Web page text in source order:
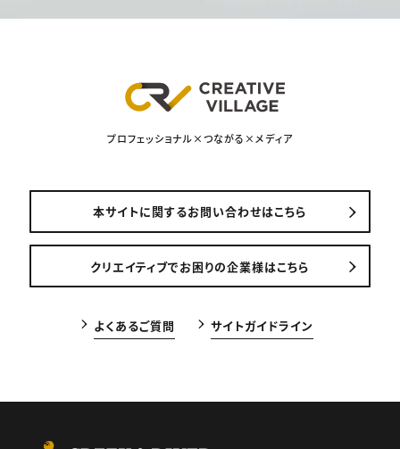
プロフェッショナル×つながる×メディア
本サイトに関するお問い合わせはこちら
クリエイティブでお困りの企業様はこちら
よくあるご質問 サイトガイドライン